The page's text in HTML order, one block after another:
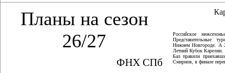
Планы на сезон
26/27
ФНХ СПб
Российское
Представительные
Нижнем Новгороде. А
Летний Кубок Карелии.
Бал правили
Смирнов, в финале